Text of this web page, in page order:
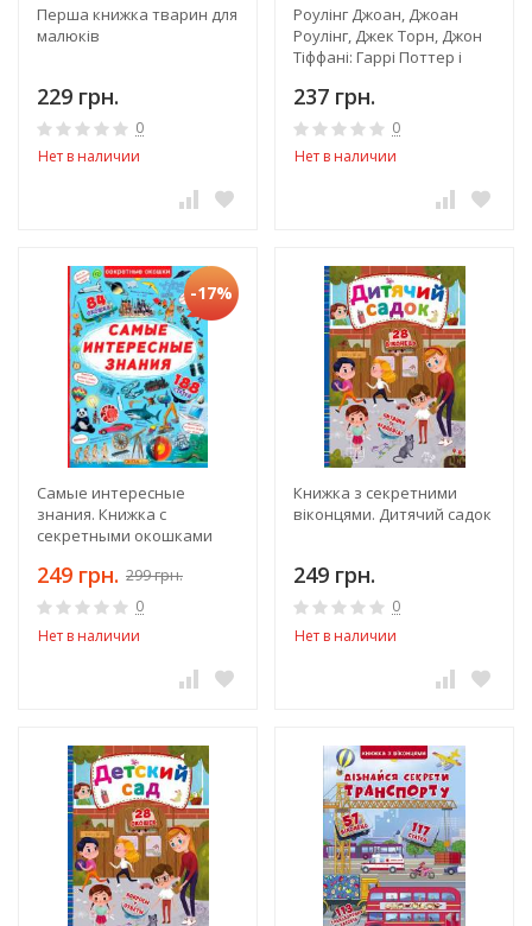
Перша книжка тварин для
малюків
229 грн.
0
Нет в наличии
Роулінг Джоан, Джоан
Роулінг, Джек Торн, Джон
Тіффані: Гаррі Поттер і
237 грн.
0
Нет в наличии
-17%
Самые интересные
знания. Книжка с
секретными окошками
249 грн. 299 грн.
0
Нет в наличии
Книжка з секретними
віконцями. Дитячий садок
249 грн.
0
Нет в наличии